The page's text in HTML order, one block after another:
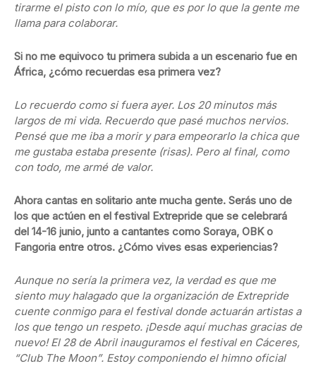
tirarme el pisto con lo mío, que es por lo que la gente me
llama para colaborar.
Si no me equivoco tu primera subida a un escenario fue en
África, ¿cómo recuerdas esa primera vez?
Lo recuerdo como si fuera ayer. Los 20 minutos más
largos de mi vida. Recuerdo que pasé muchos nervios.
Pensé que me iba a morir y para empeorarlo la chica que
me gustaba estaba presente (risas). Pero al final, como
con todo, me armé de valor.
Ahora cantas en solitario ante mucha gente. Serás uno de
los que actúen en el festival Extrepride que se celebrará
del 14-16 junio, junto a cantantes como Soraya, OBK o
Fangoria entre otros. ¿Cómo vives esas experiencias?
Aunque no sería la primera vez, la verdad es que me
siento muy halagado que la organización de Extrepride
cuente conmigo para el festival donde actuarán artistas a
los que tengo un respeto. ¡Desde aquí muchas gracias de
nuevo! El 28 de Abril inauguramos el festival en Cáceres,
“Club The Moon”. Estoy componiendo el himno oficial